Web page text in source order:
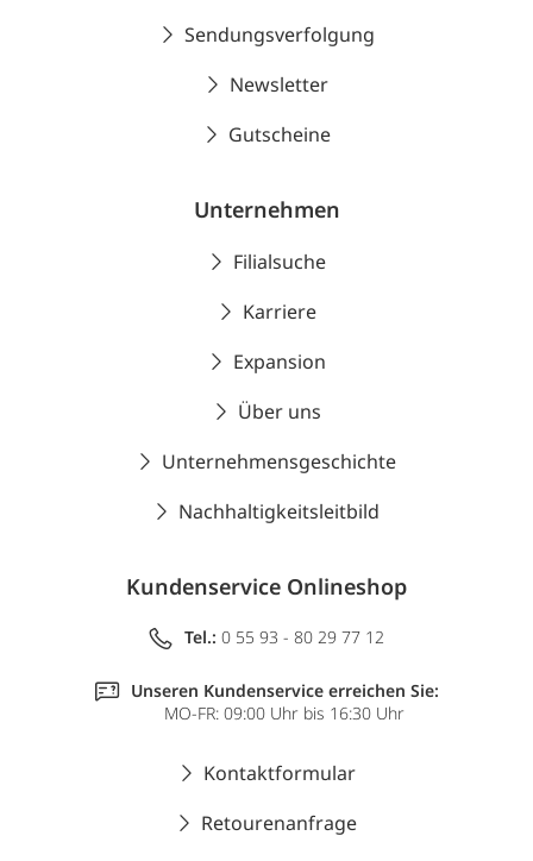
Sendungsverfolgung
Newsletter
Gutscheine
Unternehmen
Filialsuche
Karriere
Expansion
Über uns
Unternehmensgeschichte
Nachhaltigkeitsleitbild
Kundenservice Onlineshop
Tel.: 0 55 93 - 80 29 77 12
Unseren Kundenservice erreichen Sie:
MO-FR: 09:00 Uhr bis 16:30 Uhr
Kontaktformular
Retourenanfrage